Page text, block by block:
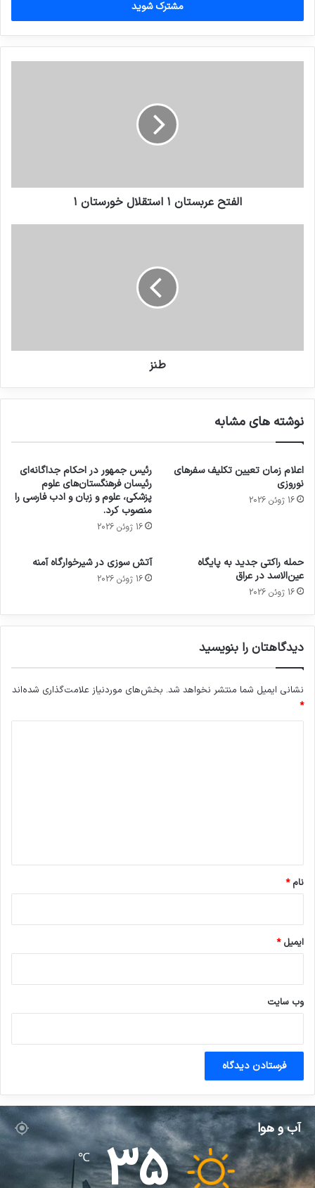
وارد
کنید
الفتح عربستان ۱ استقلال خورستان ۱
طنز
نوشته های مشابه
اعلام زمان تعیین تکلیف سفرهای
نوروزی
16 ژوئن 2026
رئیس جمهور در احکام جداگانه‌ای
رئیسان فرهنگستان‌های علوم
پزشکی، علوم و زبان و ادب فارسی را
منصوب کرد.
16 ژوئن 2026
حمله راکتی جدید به پایگاه
عین‌الاسد در عراق
16 ژوئن 2026
آتش سوزی در شیرخوارگاه آمنه
16 ژوئن 2026
دیدگاهتان را بنویسید
نشانی ایمیل شما منتشر نخواهد شد. بخش‌های موردنیاز علامت‌گذاری شده‌اند
*
نام*
ایمیل*
وب‌ سایت
آب و هوا
35
℃